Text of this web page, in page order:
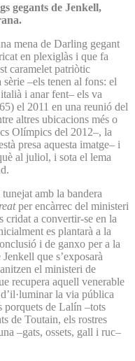
gegants de Jenkell,
mena de Darling gegant
en plexiglàs i que fa
caramelet patriòtic
–els tenen al fons: el
i anar fent– els va
el 2011 en una reunió del
altres ubicacions més o
Olímpics del 2012–, la
presa aquesta imatge– i
al juliol, i sota el lema
amb la bandera
per encàrrec del ministeri
cridat a convertir-se en la
es plantarà a la
i de ganxo per a la
que s’exposarà
el ministeri de
recupera aquell venerable
la via pública
porquets de Lalín –tots
de Toutain, els rostres
–gats, ossets, gall i ruc–